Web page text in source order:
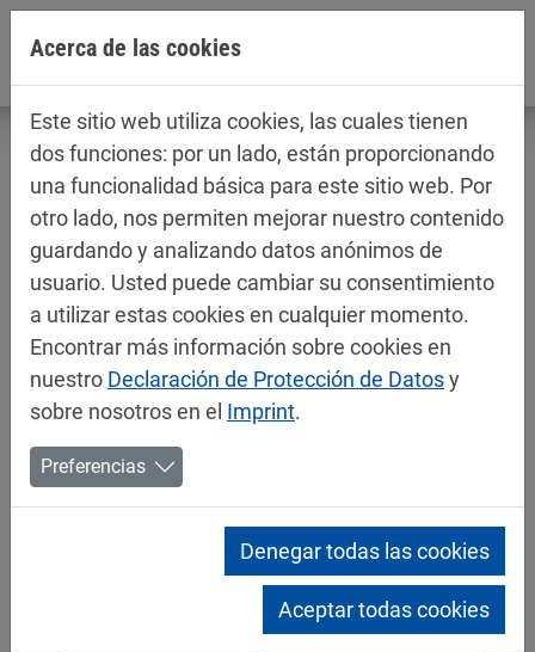
Jump directly to main navigation
Jump directly to content
Fichas técnicas / fichas de datos de
seguridad
Pinturas para automóviles
Mipa Special Effects Basecoats
Acerca de las cookies
Este sitio web utiliza cookies, las cuales tienen
dos funciones: por un lado, están proporcionando
una funcionalidad básica para este sitio web. Por
otro lado, nos permiten mejorar nuestro contenido
guardando y analizando datos anónimos de
usuario. Usted puede cambiar su consentimiento
a utilizar estas cookies en cualquier momento.
Encontrar más información sobre cookies en
nuestro Declaración de Protección de Datosy
sobre nosotros en el Imprint.
Preferencias
Denegar todas las cookies
Aceptar todas cookies